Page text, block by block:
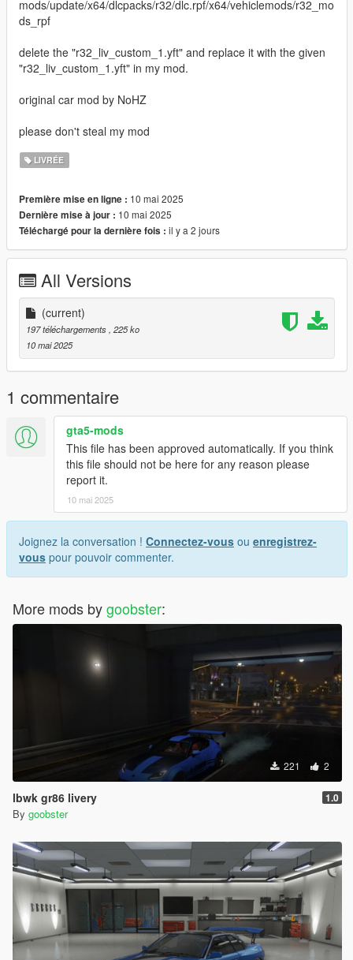
mods/update/x64/dlcpacks/r32/dlc.rpf/x64/vehiclemods/r32_mo
ds_rpf
delete the "r32_liv_custom_1.yft" and replace it with the given
"r32_liv_custom_1.yft" in my mod.
original car mod by NoHZ
please don't steal my mod
LIVRÉE
Première mise en ligne : 10 mai 2025
Dernière mise à jour : 10 mai 2025
Téléchargé pour la dernière fois : il y a 2 jours
All Versions
(current)
197 téléchargements , 225 ko
10 mai 2025
1 commentaire
gta5-mods
This file has been approved automatically. If you think
this file should not be here for any reason please
report it.
10 mai 2025
Joignez la conversation ! Connectez-vous ou enregistrez-
vous pour pouvoir commenter.
More mods bygoobster:
221 2
lbwk gr86 livery 1.0
By goobster